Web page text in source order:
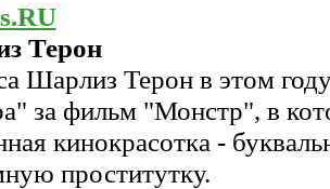
Терон
Шарлиз Терон в этом
за фильм "Монстр", в
кинокрасотка -
проститутку.